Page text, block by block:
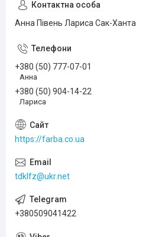
Анна Півень Лариса Сак-Ханта
+380 (50) 777-07-01
Анна
+380 (50) 904-14-22
Лариса
https://farba.co.ua
tdklfz@ukr.net
+380509041422